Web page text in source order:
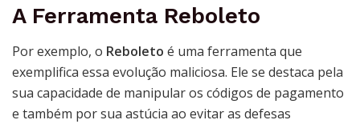
A Ferramenta Reboleto
Por exemplo, o Reboleto é uma ferramenta que
exemplifica essa evolução maliciosa. Ele se destaca pela
sua capacidade de manipular os códigos de pagamento
e também por sua astúcia ao evitar as defesas